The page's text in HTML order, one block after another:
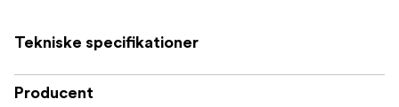
Tekniske specifikationer
Producent